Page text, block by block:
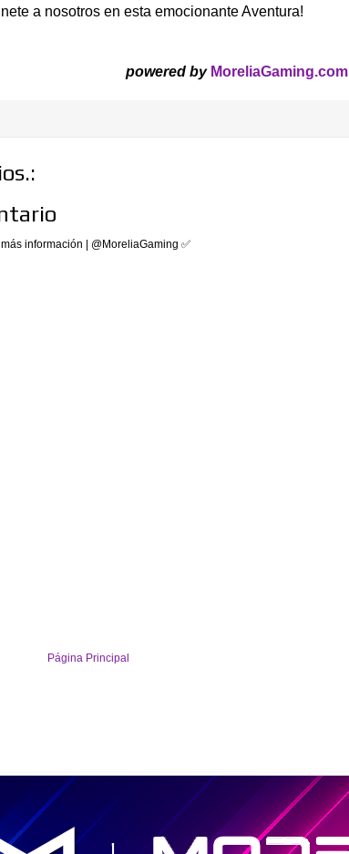
a nosotros en esta emocionante Aventura!
powered by MoreliaGaming.com
información | @MoreliaGaming ✅
Página Principal